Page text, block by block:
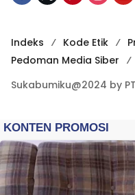
Indeks Kode Etik
Pedoman Media Siber
Sukabumiku@2024 by